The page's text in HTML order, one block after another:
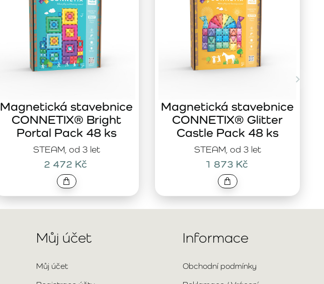
STEAM, od 3 let
Magnetická stavebnice
CONNETIX® Bright
Portal Pack 48 ks
2 472 Kč
STEAM, od 3 let
Magnetická stavebnice
CONNETIX® Glitter
Castle Pack 48 ks
1 873 Kč
Můj účet
Můj účet
Informace
Obchodní podmínky